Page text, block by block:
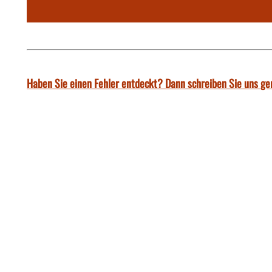
Haben Sie einen Fehler entdeckt? Dann schreiben Sie uns